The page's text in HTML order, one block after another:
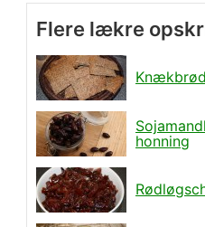
Flere lækre
honning